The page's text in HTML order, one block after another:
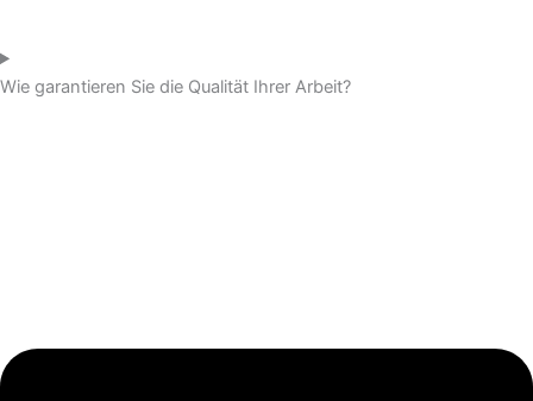
Wie garantieren Sie die Qualität Ihrer Arbeit?